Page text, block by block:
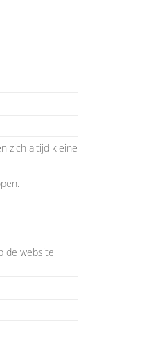
zich altijd kleine
de website